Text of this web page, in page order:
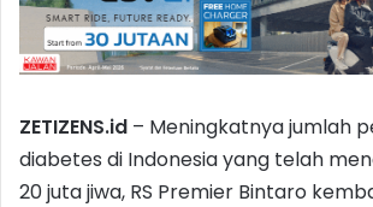
ZETIZENS.id – Meningkatnya jumlah
diabetes di Indonesia yang telah
20 juta jiwa, RS Premier Bintaro